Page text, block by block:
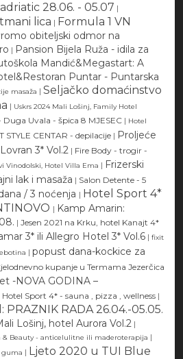
28.06. - 05.07 |
lica | Formula 1 VN
obiteljski odmor na
| Pansion Bijela Ruža - idila za
Mandić&Megastart: A
Puntar - Puntarska
masaža | Seljačko domaćinstvo
| Uskrs 2024 Mali Lošinj, Family Hotel
Uvala - špica 8 MJESEC | Hotel
STYLE CENTAR - depilacije | Proljeće
3* Vol.2 | Fire Body - trogir -
Vinodolski, Hotel Villa Ema | Frizerski
lak i masaža | Salon Detente - 5
/ 3 noćenja | Hotel Sport 4*
| Kamp Amarin:
| Jesen 2021 na Krku, hotel Kanajt 4*
3* ili Allegro Hotel 3* Vol.6 | fixit
| popust dana-kockice za
kupanje u Termama Jezerčica
-NOVA GODINA –
Hotel Sport 4* - sauna , pizza , wellness |
RADA 26.04.-05.05.
Lošinj, hotel Aurora Vol.2 |
& Beauty - anticelulitne ili maderoterapija |
guma | Ljeto 2020 u TUI Blue